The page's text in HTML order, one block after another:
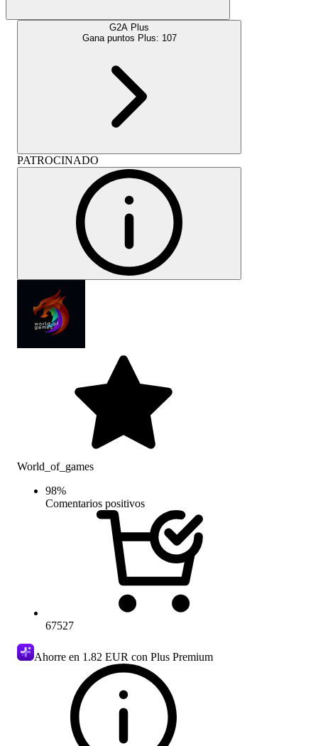
G2A Plus
Gana puntos Plus: 107
PATROCINADO
World_of_games
98%
Comentarios positivos
67527
Ahorre en 1.82 EUR con Plus Premium